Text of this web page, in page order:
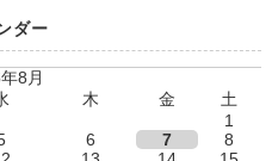
ダー
8月
木 金
土
1
6 7
8